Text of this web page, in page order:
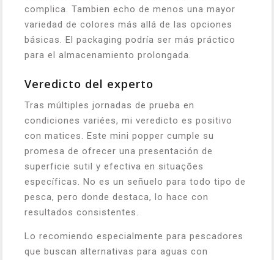
complica. Tambien echo de menos una mayor
variedad de colores más allá de las opciones
básicas. El packaging podría ser más práctico
para el almacenamiento prolongada.
Veredicto del experto
Tras múltiples jornadas de prueba en
condiciones variées, mi veredicto es positivo
con matices. Este mini popper cumple su
promesa de ofrecer una presentación de
superficie sutil y efectiva en situações
específicas. No es un señuelo para todo tipo de
pesca, pero donde destaca, lo hace con
resultados consistentes.
Lo recomiendo especialmente para pescadores
que buscan alternativas para aguas con